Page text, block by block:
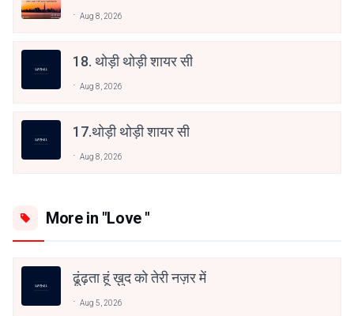
Aug 8, 2026
18. थोड़ी थोड़ी शायर सी
Aug 8, 2026
17.थोड़ी थोड़ी शायर सी
Aug 8, 2026
More in "Love "
ढूंढ़ता हूं ख़ुद को तेरी नज़र में
Aug 5, 2026